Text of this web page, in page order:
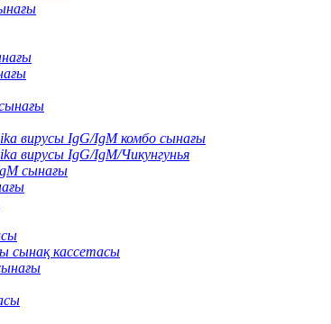
вирусы IgG/IgM комбо сынағы
вирусы IgG/IgM/Чикунгунья
сынағы
сынақ кассетасы